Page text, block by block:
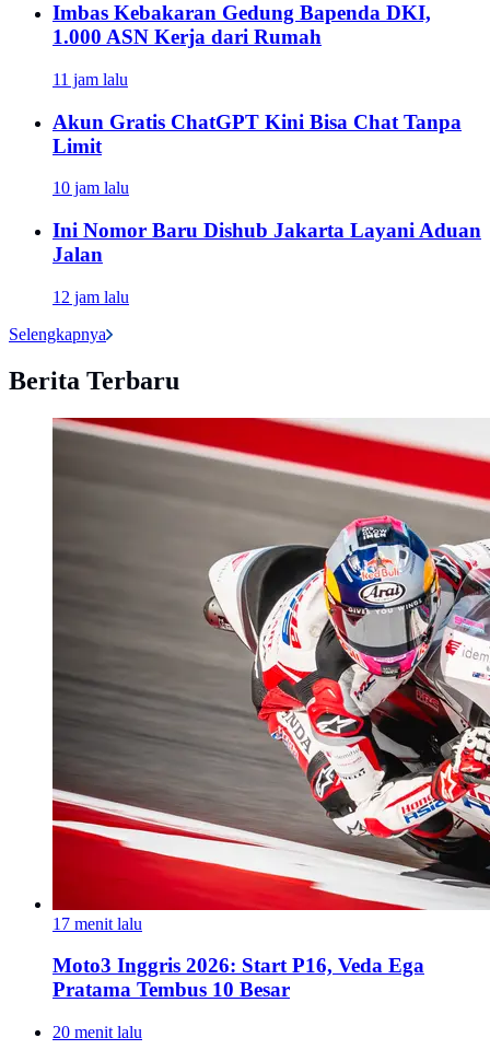
Imbas Kebakaran Gedung Bapenda DKI,
1.000 ASN Kerja dari Rumah
11 jam lalu
Akun Gratis ChatGPT Kini Bisa Chat Tanpa
Limit
10 jam lalu
Ini Nomor Baru Dishub Jakarta Layani Aduan
Jalan
12 jam lalu
Selengkapnya
Berita Terbaru
17 menit lalu
Moto3 Inggris 2026: Start P16, Veda Ega
Pratama Tembus 10 Besar
20 menit lalu